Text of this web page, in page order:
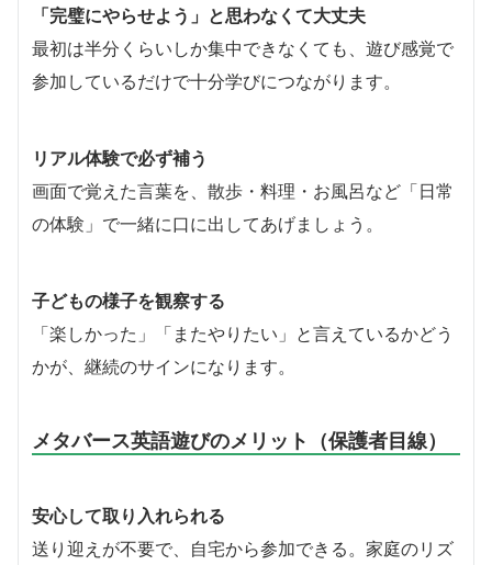
「完璧にやらせよう」と思わなくて大丈夫
最初は半分くらいしか集中できなくても、遊び感覚で
参加しているだけで十分学びにつながります。
リアル体験で必ず補う
画面で覚えた言葉を、散歩・料理・お風呂など「日常
の体験」で一緒に口に出してあげましょう。
子どもの様子を観察する
「楽しかった」「またやりたい」と言えているかどう
かが、継続のサインになります。
メタバース英語遊びのメリット（保護者目線）
安心して取り入れられる
送り迎えが不要で、自宅から参加できる。家庭のリズ